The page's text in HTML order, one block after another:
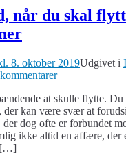
når du skal
8. oktober 2019Udgivet i
til
overskud,
når
du
skal
at skulle flytte. Du
der kan være svær at
der dog ofte er forbundet
ikke altid en affære, der
[…]